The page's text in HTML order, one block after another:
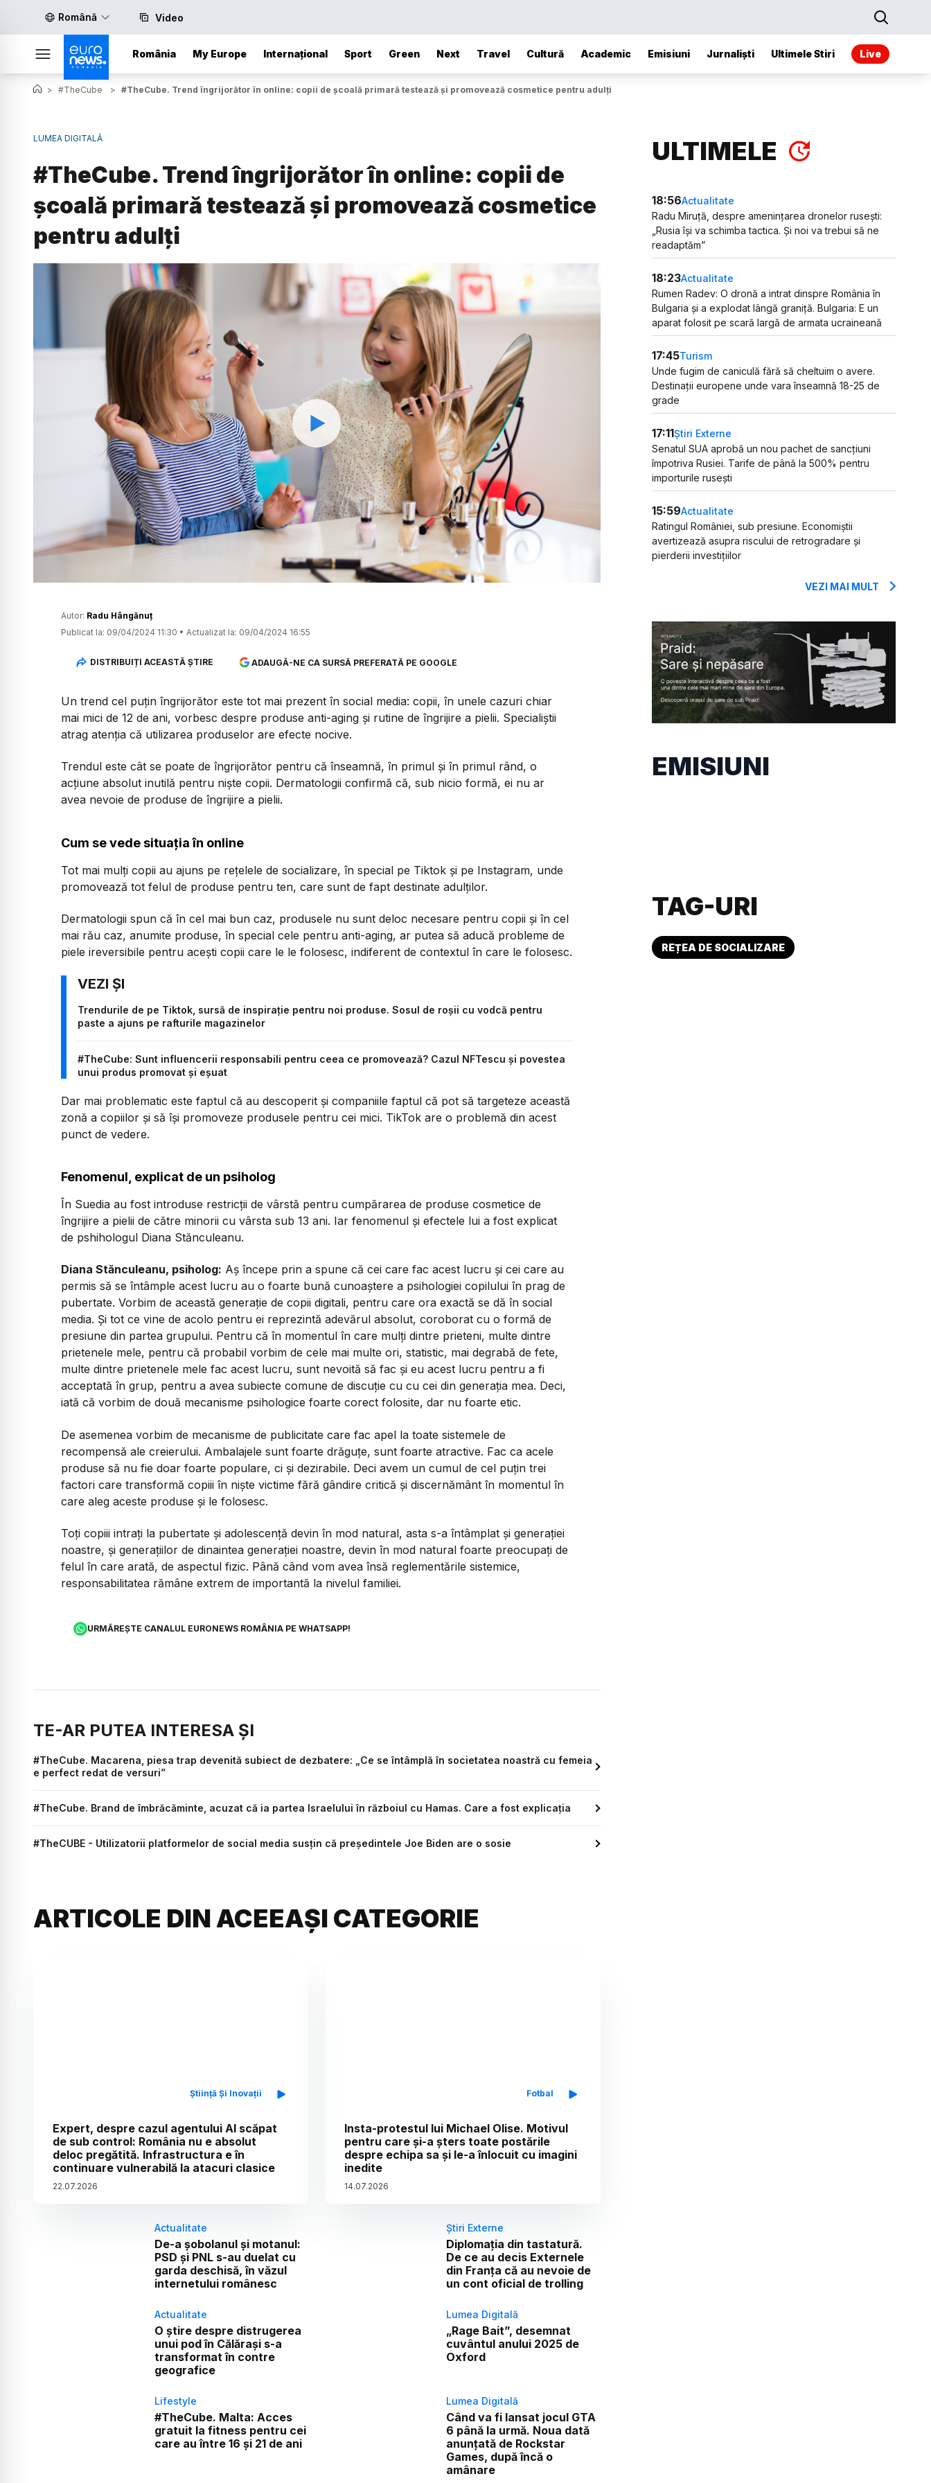
Română Video
România My Europe Internațional Sport Green Next Travel Cultură Academic Emisiuni Jurnaliști Ultimele Stiri Live
> #TheCube > #TheCube. Trend îngrijorător în online: copii de școală primară testează și promovează cosmetice pentru adulți
LUMEA DIGITALĂ
#TheCube. Trend îngrijorător în online: copii de
școală primară testează și promovează cosmetice
pentru adulți
Watch
Autor: Radu Hângănuț
Publicat la: 09/04/2024 11:30 • Actualizat la: 09/04/2024 16:55
DISTRIBUIȚI ACEASTĂ ȘTIRE ADAUGĂ-NE CA SURSĂ PREFERATĂ PE GOOGLE
Un trend cel puțin îngrijorător este tot mai prezent în social media: copii, în unele cazuri chiar
mai mici de 12 de ani, vorbesc despre produse anti-aging și rutine de îngrijire a pielii. Specialiștii
atrag atenția că utilizarea produselor are efecte nocive.
Trendul este cât se poate de îngrijorător pentru că înseamnă, în primul și în primul rând, o
acțiune absolut inutilă pentru niște copii. Dermatologii confirmă că, sub nicio formă, ei nu ar
avea nevoie de produse de îngrijire a pielii.
Cum se vede situația în online
Tot mai mulți copii au ajuns pe rețelele de socializare, în special pe Tiktok și pe Instagram, unde
promovează tot felul de produse pentru ten, care sunt de fapt destinate adulților.
Dermatologii spun că în cel mai bun caz, produsele nu sunt deloc necesare pentru copii și în cel
mai rău caz, anumite produse, în special cele pentru anti-aging, ar putea să aducă probleme de
piele ireversibile pentru acești copii care le le folosesc, indiferent de contextul în care le folosesc.
Trendurile de pe Tiktok, sursă de inspirație pentru noi produse. Sosul de roșii cu vodcă pentru
paste a ajuns pe rafturile magazinelor
#TheCube: Sunt influencerii responsabili pentru ceea ce promovează? Cazul NFTescu și povestea
unui produs promovat și eșuat
Dar mai problematic este faptul că au descoperit și companiile faptul că pot să targeteze această
zonă a copiilor și să își promoveze produsele pentru cei mici. TikTok are o problemă din acest
punct de vedere.
Fenomenul, explicat de un psiholog
În Suedia au fost introduse restricții de vârstă pentru cumpărarea de produse cosmetice de
îngrijire a pielii de către minorii cu vârsta sub 13 ani. Iar fenomenul și efectele lui a fost explicat
de pshihologul Diana Stănculeanu.
Diana Stănculeanu, psiholog: Aș începe prin a spune că cei care fac acest lucru și cei care au
permis să se întâmple acest lucru au o foarte bună cunoaștere a psihologiei copilului în prag de
pubertate. Vorbim de această generație de copii digitali, pentru care ora exactă se dă în social
media. Și tot ce vine de acolo pentru ei reprezintă adevărul absolut, coroborat cu o formă de
presiune din partea grupului. Pentru că în momentul în care mulți dintre prieteni, multe dintre
prietenele mele, pentru că probabil vorbim de cele mai multe ori, statistic, mai degrabă de fete,
multe dintre prietenele mele fac acest lucru, sunt nevoită să fac și eu acest lucru pentru a fi
acceptată în grup, pentru a avea subiecte comune de discuție cu cu cei din generația mea. Deci,
iată că vorbim de două mecanisme psihologice foarte corect folosite, dar nu foarte etic.
De asemenea vorbim de mecanisme de publicitate care fac apel la toate sistemele de
recompensă ale creierului. Ambalajele sunt foarte drăguțe, sunt foarte atractive. Fac ca acele
produse să nu fie doar foarte populare, ci și dezirabile. Deci avem un cumul de cel puțin trei
factori care transformă copiii în niște victime fără gândire critică și discernământ în momentul în
care aleg aceste produse și le folosesc.
Toți copiii intrați la pubertate și adolescență devin în mod natural, asta s-a întâmplat și generației
noastre, și generațiilor de dinaintea generației noastre, devin în mod natural foarte preocupați de
felul în care arată, de aspectul fizic. Până când vom avea însă reglementările sistemice,
responsabilitatea rămâne extrem de importantă la nivelul familiei.
URMĂREȘTE CANALUL EURONEWS ROMÂNIA PE WHATSAPP!
TE-AR PUTEA INTERESA ȘI
#TheCube. Macarena, piesa trap devenită subiect de dezbatere: „Ce se întâmplă în societatea noastră cu femeia
e perfect redat de versuri”
#TheCube. Brand de îmbrăcăminte, acuzat că ia partea Israelului în războiul cu Hamas. Care a fost explicația
#TheCUBE - Utilizatorii platformelor de social media susțin că președintele Joe Biden are o sosie
ARTICOLE DIN ACEEAȘI CATEGORIE
Știință Și Inovații
Expert, despre cazul agentului AI scăpat
de sub control: România nu e absolut
deloc pregătită. Infrastructura e în
continuare vulnerabilă la atacuri clasice
22.07.2026
Fotbal
Insta-protestul lui Michael Olise. Motivul
pentru care și-a șters toate postările
despre echipa sa și le-a înlocuit cu imagini
inedite
14.07.2026
Actualitate
De-a șobolanul și motanul:
PSD și PNL s-au duelat cu
garda deschisă, în văzul
internetului românesc
Știri Externe
Diplomația din tastatură.
De ce au decis Externele
din Franța că au nevoie de
un cont oficial de trolling
Actualitate
O știre despre distrugerea
unui pod în Călărași s-a
transformat în contre
geografice
Lumea Digitală
„Rage Bait”, desemnat
cuvântul anului 2025 de
Oxford
Lifestyle
#TheCube. Malta: Acces
gratuit la fitness pentru cei
care au între 16 și 21 de ani
Lumea Digitală
Când va fi lansat jocul GTA
6 până la urmă. Noua dată
anunțată de Rockstar
Games, după încă o
amânare
ULTIMELE
18:56Actualitate
Radu Miruță, despre amenințarea dronelor rusești:
„Rusia își va schimba tactica. Și noi va trebui să ne
readaptăm”
18:23Actualitate
Rumen Radev: O dronă a intrat dinspre România în
Bulgaria și a explodat lângă graniță. Bulgaria: E un
aparat folosit pe scară largă de armata ucraineană
17:45Turism
Unde fugim de caniculă fără să cheltuim o avere.
Destinații europene unde vara înseamnă 18-25 de
grade
17:11Știri Externe
Senatul SUA aprobă un nou pachet de sancțiuni
împotriva Rusiei. Tarife de până la 500% pentru
importurile rusești
15:59Actualitate
Ratingul României, sub presiune. Economiștii
avertizează asupra riscului de retrogradare și
pierderii investițiilor
VEZI MAI MULT
EMISIUNI
TAG-URI
REȚEA DE SOCIALIZARE